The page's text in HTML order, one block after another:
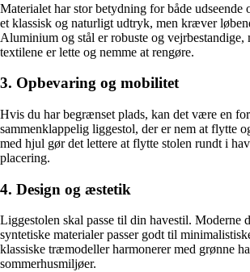
Materialet har stor betydning for både
et klassisk og naturligt udtryk, men kræver
Aluminium og stål er robuste og vejrbestandige,
textilene er lette og nemme at rengøre.
3. Opbevaring og mobilitet
Hvis du har begrænset plads, kan det være en
sammenklappelig liggestol, der er nem at flytte
med hjul gør det lettere at flytte stolen rundt i
placering.
4. Design og æstetik
Liggestolen skal passe til din havestil. Moderne
syntetiske materialer passer godt til
klassiske træmodeller harmonerer med grønne
sommerhusmiljøer.